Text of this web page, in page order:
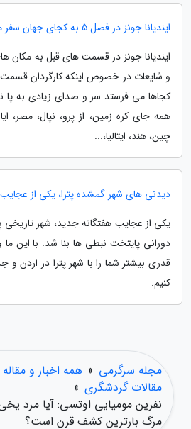
ایندیانا جونز در فصل 5 به کجای جهان سفر می نماید؟
ایندیانا جونز در قسمت های قبل به مکان
و شایعات در خصوص اینکه کارگردان قسمت
کجاها می فرستد سر و صدای زیادی به پا
همه جای کره زمین، از پرو، نپال، مصر،
چین، هند، ایتالیا،...
دیدنی های شهر گمشده پترا، یکی از
یکی از عجایب هفتگانه جدید، شهر تاریخی
دورانی پایتخت نبطی ها بنا شد. با این
قدری بیشتر شما را با شهر پترا در اردن
کنیم.
مجله سرگرمی » همه اخبار و
مقالات گردشگری »
نفرین مومیایی اوتسی: آیا مرد
مرگ بارترین کشف قرن است؟